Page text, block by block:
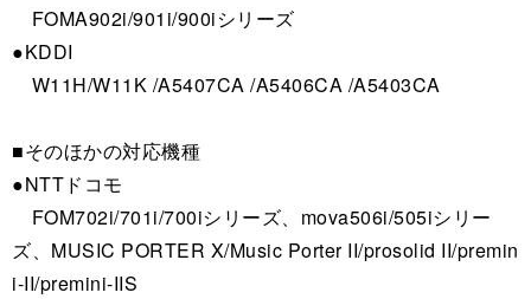
FOMA902i/901i/900iシリーズ
●KDDI
W11H/W11K /A5407CA /A5406CA /A5403CA
■そのほかの対応機種
●NTTドコモ
FOM702i/701i/700iシリーズ、mova506i/505iシリー
ズ、MUSIC PORTER X/Music Porter II/prosolid II/premin
i-II/premini-IIS